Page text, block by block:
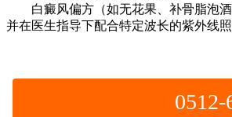
白癜风偏方（如无花果、补骨脂泡酒
并在医生指导下配合特定波长的紫外线
0512-